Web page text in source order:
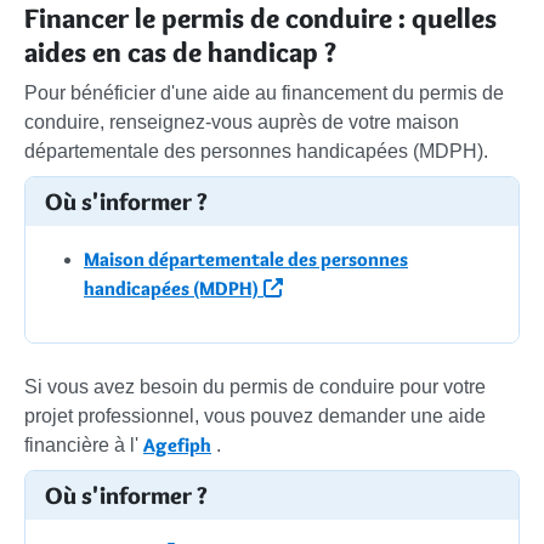
Financer le permis de conduire : quelles
aides en cas de handicap ?
Pour bénéficier d'une aide au financement du permis de
conduire, renseignez-vous auprès de votre maison
départementale des personnes handicapées (MDPH).
Où s'informer ?
Maison départementale des personnes
handicapées (MDPH)
Si vous avez besoin du permis de conduire pour votre
projet professionnel, vous pouvez demander une aide
financière à l' Agefiph .
Où s'informer ?